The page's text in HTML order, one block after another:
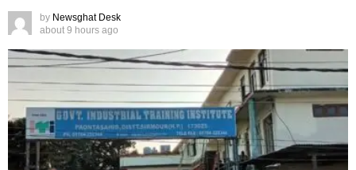
by Newsghat Desk
about 9 hours ago